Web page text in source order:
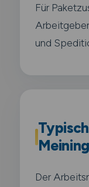
Für
und
Der